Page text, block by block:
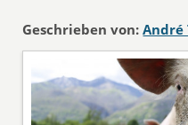
Geschrieben von: André